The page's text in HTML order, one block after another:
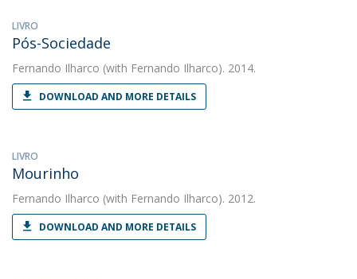
LIVRO
Pós-Sociedade
Fernando Ilharco (with Fernando Ilharco). 2014.
DOWNLOAD AND MORE DETAILS
LIVRO
Mourinho
Fernando Ilharco (with Fernando Ilharco). 2012.
DOWNLOAD AND MORE DETAILS